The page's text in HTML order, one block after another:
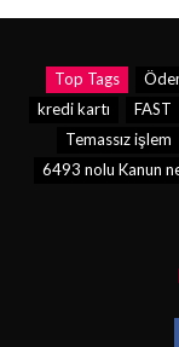
Top Tags
kredi kartı
FAST
Temassız işlem
6493 nolu Kanun